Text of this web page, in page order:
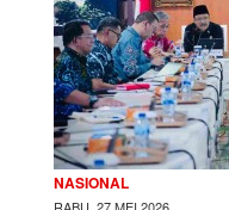
NASIONAL
RABU, 27 MEI 2026